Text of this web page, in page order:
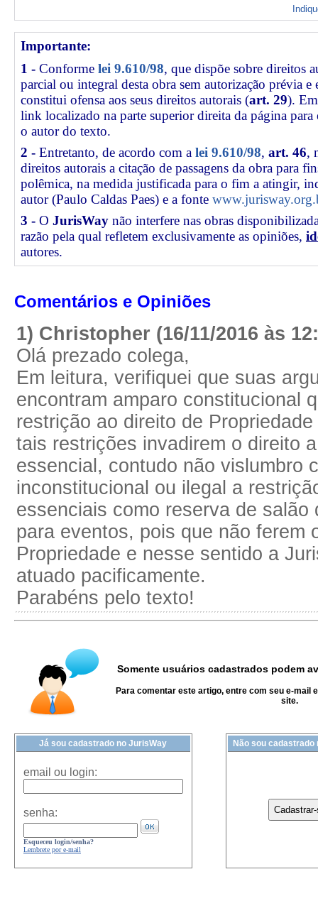
Importante:
1 - Conforme lei 9.610/98, que dispõe sobre direitos
parcial ou integral desta obra sem autorização prévia e
constitui ofensa aos seus direitos autorais (art. 29).
link localizado na parte superior direita da página
o autor do texto.
2 - Entretanto, de acordo com a lei 9.610/98, art. 46,
direitos autorais a citação de passagens da obra para
polêmica, na medida justificada para o fim a atingir,
autor (Paulo Caldas Paes) e a fonte
3 - O JurisWay não interfere nas obras
razão pela qual refletem exclusivamente as opiniões,
autores.
Comentários e Opiniões
1) Christopher (16/11/2016 às
Olá prezado colega,
Em leitura, verifiquei que suas
encontram amparo constitucional
restrição ao direito de
tais restrições invadirem o direito
essencial, contudo não vislumbro
inconstitucional ou ilegal a
essenciais como reserva de salão
para eventos, pois que não ferem
Propriedade e nesse sentido a
atuado pacificamente.
Parabéns pelo texto!
Somente usuários cadastrados podem
Para comentar este artigo, entre com seu e-mail
site.
Já sou cadastrado no JurisWay
email ou login:
senha:
Esqueceu login/senha?
Lembrete por e-mail
Não sou cadastrado